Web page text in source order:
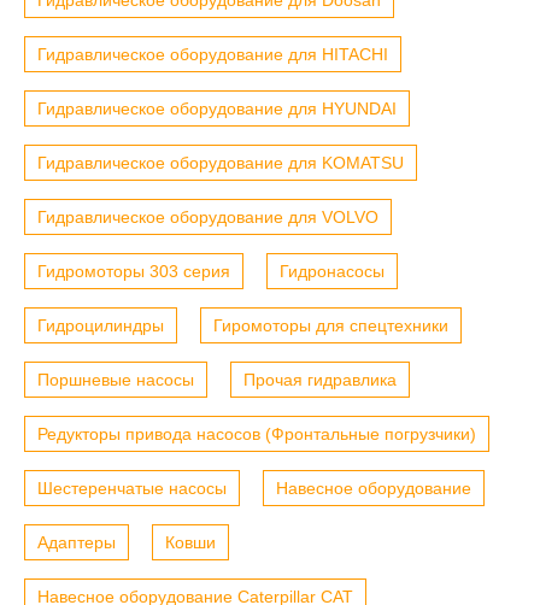
Гидравлическое оборудование для HITACHI
Гидравлическое оборудование для HYUNDAI
Гидравлическое оборудование для KOMATSU
Гидравлическое оборудование для VOLVO
Гидромоторы 303 серия Гидронасосы
Гидроцилиндры Гиромоторы для спецтехники
Поршневые насосы Прочая гидравлика
Редукторы привода насосов (Фронтальные погрузчики)
Шестеренчатые насосы Навесное оборудование
Адаптеры Ковши
Навесное оборудование Caterpillar CAT